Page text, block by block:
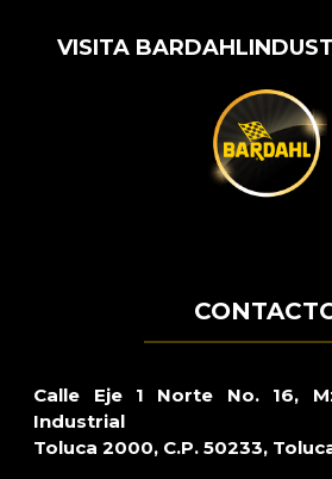
VISITA
Calle Eje 1 Norte No. 16,
Industrial
Toluca 2000, C.P. 50233,